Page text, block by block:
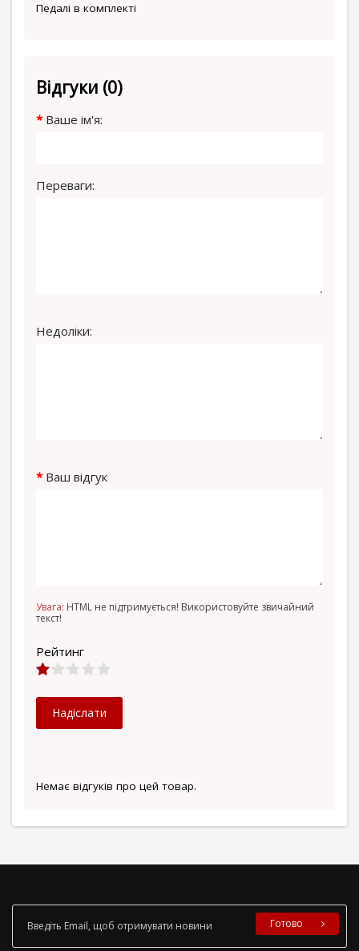
Педалі в комплекті
Відгуки (0)
Немає відгуків про цей товар.
Ваше ім'я:
Переваги:
Недоліки:
Ваш відгук
Увага: HTML не підтримується! Використовуйте звичайний
текст!
Рейтинг
Надіслати
Готово